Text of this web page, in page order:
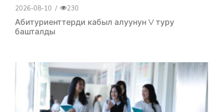
2026-08-10 / 230
Абитуриенттерди кабыл алуунун V туру
башталды